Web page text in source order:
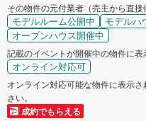
その物件の元付業者（売主から直接
モデルルーム公開中 モデルハ
オープンハウス開催中
記載のイベントが開催中の物件に表
オンライン対応可
オンライン対応可能な物件に表示
さい。
成約でもらえる